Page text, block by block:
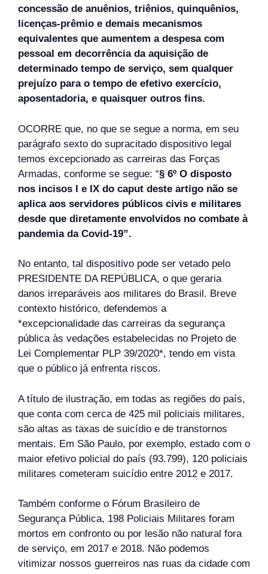
concessão de anuênios, triênios, quinquênios,
licenças-prêmio e demais mecanismos
equivalentes que aumentem a despesa com
pessoal em decorrência da aquisição de
determinado tempo de serviço, sem qualquer
prejuízo para o tempo de efetivo exercício,
aposentadoria, e quaisquer outros fins.
OCORRE que, no que se segue a norma, em seu
parágrafo sexto do supracitado dispositivo legal
temos excepcionado as carreiras das Forças
Armadas, conforme se segue: “§ 6º O disposto
nos incisos I e IX do caput deste artigo não se
aplica aos servidores públicos civis e militares
desde que diretamente envolvidos no combate à
pandemia da Covid-19”.
No entanto, tal dispositivo pode ser vetado pelo
PRESIDENTE DA REPÚBLICA, o que geraria
danos irreparáveis aos militares do Brasil. Breve
contexto histórico, defendemos a
*excepcionalidade das carreiras da segurança
pública às vedações estabelecidas no Projeto de
Lei Complementar PLP 39/2020*, tendo em vista
que o público já enfrenta riscos.
A título de ilustração, em todas as regiões do país,
que conta com cerca de 425 mil policiais militares,
são altas as taxas de suicídio e de transtornos
mentais. Em São Paulo, por exemplo, estado com o
maior efetivo policial do país (93.799), 120 policiais
militares cometeram suicídio entre 2012 e 2017.
Também conforme o Fórum Brasileiro de
Segurança Pública, 198 Policiais Militares foram
mortos em confronto ou por lesão não natural fora
de serviço, em 2017 e 2018. Não podemos
vitimizar nossos guerreiros nas ruas da cidade com